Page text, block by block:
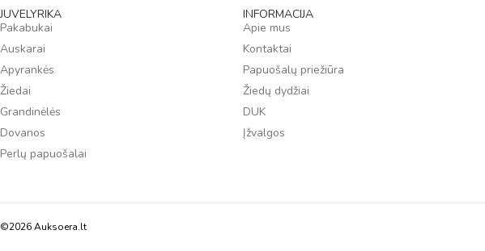
JUVELYRIKA
Pakabukai
Auskarai
Apyrankės
Žiedai
Grandinėlės
Dovanos
Perlų papuošalai
INFORMACIJA
Apie mus
Kontaktai
Papuošalų priežiūra
Žiedų dydžiai
DUK
Įžvalgos
©2026 Auksoera.lt